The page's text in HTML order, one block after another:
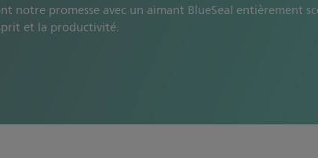
notre promesse avec un aimant BlueSeal entièrement
et la productivité.